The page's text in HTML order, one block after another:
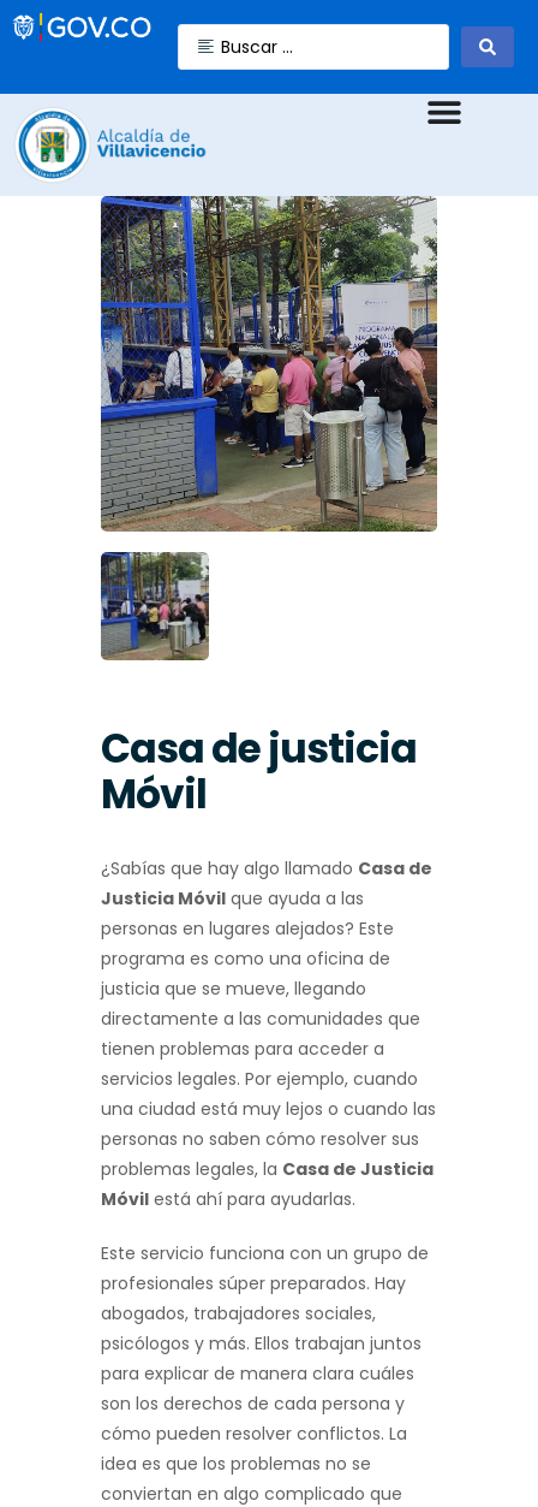
Casa de justicia
Móvil
¿Sabías que hay algo llamado Casa de
Justicia Móvil que ayuda a las
personas en lugares alejados? Este
programa es como una oficina de
justicia que se mueve, llegando
directamente a las comunidades que
tienen problemas para acceder a
servicios legales. Por ejemplo, cuando
una ciudad está muy lejos o cuando las
personas no saben cómo resolver sus
problemas legales, la Casa de Justicia
Móvil está ahí para ayudarlas.
Este servicio funciona con un grupo de
profesionales súper preparados. Hay
abogados, trabajadores sociales,
psicólogos y más. Ellos trabajan juntos
para explicar de manera clara cuáles
son los derechos de cada persona y
cómo pueden resolver conflictos. La
idea es que los problemas no se
conviertan en algo complicado que